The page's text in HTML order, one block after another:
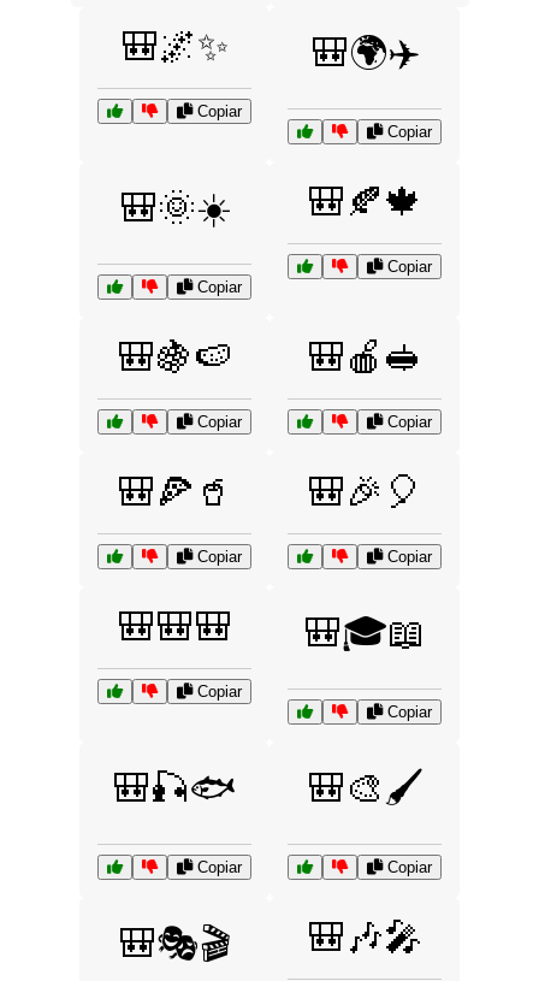
🎒🌌✨
Copiar
🎒🌍✈️
Copiar
🎒🌞☀️
Copiar
🎒🍂🍁
Copiar
🎒🍇🍉
Copiar
🎒🍎🥪
Copiar
🎒🍕🥤
Copiar
🎒🎉🎈
Copiar
🎒🎒🎒
Copiar
🎒🎓📖
Copiar
🎒🎣🐟
Copiar
🎒🎨🖌️
Copiar
🎒🎭🎬 🎒🎶🎤